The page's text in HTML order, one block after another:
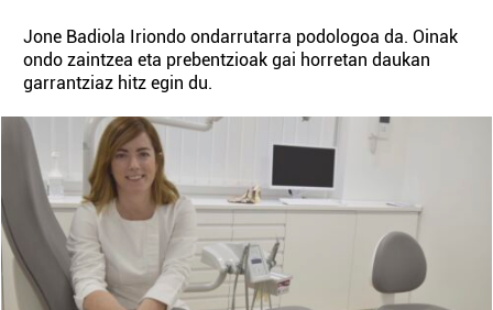
Jone Badiola Iriondo ondarrutarra podologoa da. Oinak
ondo zaintzea eta prebentzioak gai horretan daukan
garrantziaz hitz egin du.